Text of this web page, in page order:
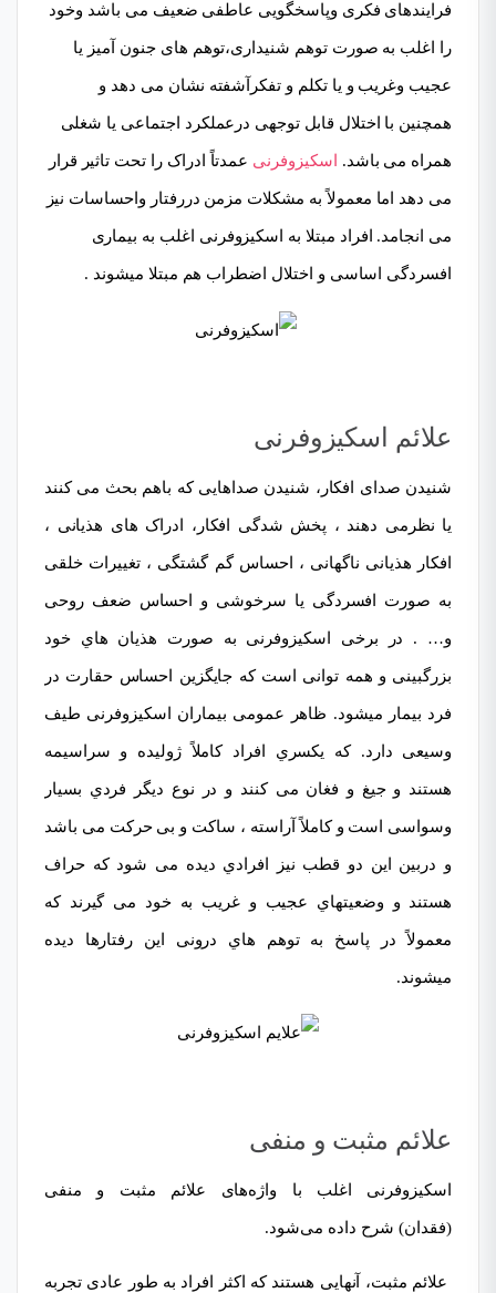
فرایندهای فکری وپاسخگویی عاطفی ضعیف می باشد وخود
را اغلب به صورت توهم شنیداری،توهم های جنون آمیز یا
عجیب وغریب و یا تکلم و تفکرآشفته نشان می دهد و
همچنین با اختلال قابل توجهی درعملکرد اجتماعی یا شغلی
همراه می باشد. اسکیزوفرنی عمدتاً ادراک را تحت تاثیر قرار
می دهد اما معمولاً به مشکلات مزمن دررفتار واحساسات نیز
می انجامد. افراد مبتلا به اسکیزوفرنی اغلب به بیماری
افسردگی اساسی و اختلال اضطراب هم مبتلا میشوند .
علائم اسکیزوفرنی
شنیدن صدای افکار، شنیدن صداهایی که باهم بحث می کنند
یا نظرمی دهند ، پخش شدگی افکار ، ادراک های هذیانی ،
افکار هذیانی ناگهانی ، احساس گم گشتگی ،تغییرات خلقی
به صورت افسردگی یا سرخوشی و احساس ضعف روحی
و… . در برخی اسکیزوفرنی به صورت هذیان هاي خود
بزرگبینی و همه توانی است که جایگزین احساس حقارت در
فرد بیمار میشود. ظاهر عمومی بیماران اسکیزوفرنی طیف
وسیعی دارد. که یکسري افراد کاملاً ژولیده و سراسیمه
هستند و جیغ و فغان می کنند و در نوع دیگر فردي بسیار
وسواسی است و کاملاً آراسته ، ساکت و بی حرکت می باشد
و دربین این دو قطب نیز افرادي دیده می شود که حراف
هستند و وضعیتهاي عجیب و غریب به خود می گیرند که
معمولاً در پاسخ به توهم هاي درونی این رفتارها دیده
میشوند.
علائم مثبت و منفی
اسکیزوفرنی اغلب با واژه‌های علائم مثبت و منفی
(فقدان) شرح داده می‌شود.
علائم مثبت، آنهایی هستند که اکثر افراد به طور عادی تجربه